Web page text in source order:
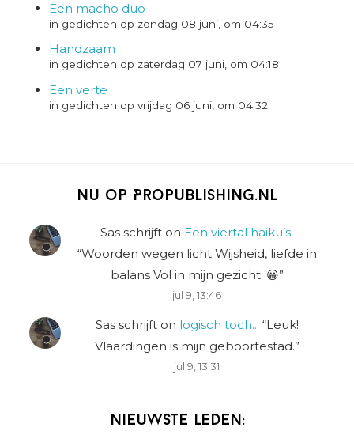
Een macho duo
in gedichten op zondag 08 juni, om 04:35
Handzaam
in gedichten op zaterdag 07 juni, om 04:18
Een verte
in gedichten op vrijdag 06 juni, om 04:32
Nu op Propublishing.nl
Sas schrijft on Een viertal haiku’s:
“Woorden wegen licht Wijsheid, liefde in
balans Vol in mijn gezicht. 😀”
jul 9, 13:46
Sas schrijfton logisch toch..: “Leuk!
Vlaardingen is mijn geboortestad.”
jul 9, 13:31
Nieuwste leden: